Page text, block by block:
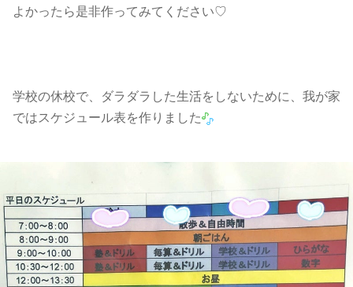
よかったら是非作ってみてください♡
学校の休校で、ダラダラした生活をしないために、我が家
ではスケジュール表を作りました